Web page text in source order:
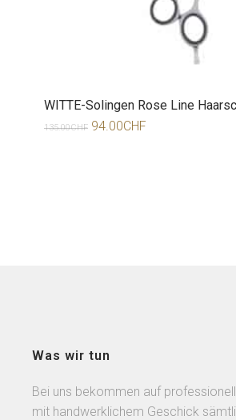
WITTE-Solingen Rose Line
135.00CHF 94.00CHF
Was wir tun
Bei uns bekommen auf
mit handwerklichem Geschick